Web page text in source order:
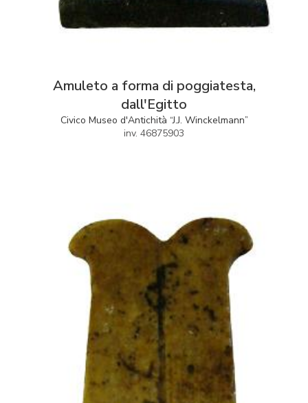
Amuleto a forma di poggiatesta,
dall'Egitto
Civico Museo d'Antichità “J.J. Winckelmann”
inv. 46875903